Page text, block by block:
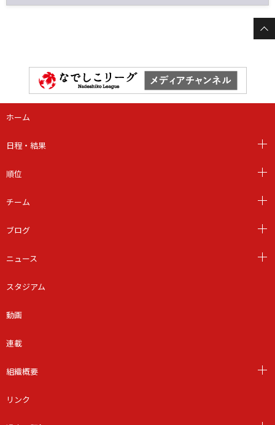
ホーム
日程・結果
順位
チーム
ブログ
ニュース
スタジアム
動画
連載
組織概要
リンク